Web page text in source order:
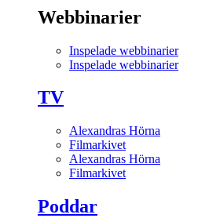
Webbinarier
Inspelade webbinarier
Inspelade webbinarier
TV
Alexandras Hörna
Filmarkivet
Alexandras Hörna
Filmarkivet
Poddar